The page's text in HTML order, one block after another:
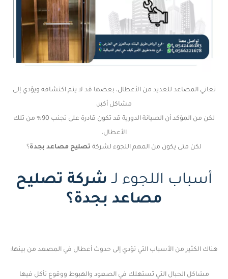
تعاني المصاعد للعديد من الأعطال، بعضها قد لا يتم اكتشافه ويؤدي إلى
مشاكل أكبر،
لكن من المؤكد أن الصيانة الدورية قد تكون قادرة على تجنب 90% من تلك
الأعطال،
لكن متى يكون من المهم اللجوء لشركة تصليح مصاعد بجدة ؟
أسباب اللجوء لـ شركة تصليح
مصاعد بجدة؟
هناك الكثير من الأسباب التي تؤدي إلى حدوث أعطال في المصعد من بينها:
مشاكل الحبال التي تستهلك في الصعود والهبوط ووقوع تأكل فيها